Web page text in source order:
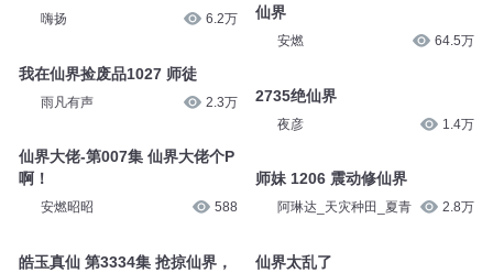
嗨扬 6.2万
我在仙界捡废品1027 师徒
雨凡有声 2.3万
仙界大佬-第007集 仙界大佬个P
啊！
安燃昭昭 588
皓玉真仙 第3334集 抢掠仙界，
仙界
安燃 64.5万
2735绝仙界
夜彦 1.4万
师妹 1206 震动修仙界
阿琳达_天灾种田_夏青 2.8万
仙界太乱了